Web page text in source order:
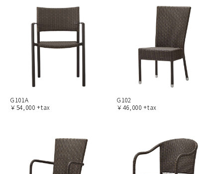
G101A
￥54,000 +tax
G102
￥46,000 +tax